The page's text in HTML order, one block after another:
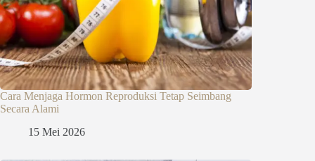
Cara Menjaga Hormon Reproduksi Tetap Seimbang
Secara Alami
15 Mei 2026